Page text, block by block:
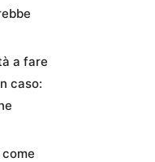
a fare
caso: